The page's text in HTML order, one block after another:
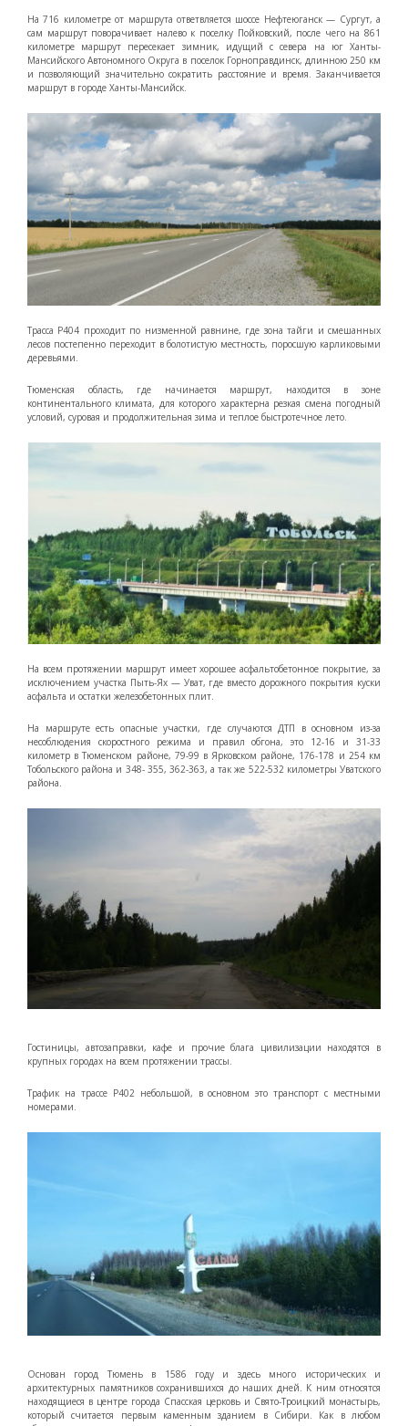
На 716 километре от маршрута ответвляется шоссе Нефтеюганск — Сургут, а
сам маршрут поворачивает налево к поселку Пойковский, после чего на 861
километре маршрут пересекает зимник, идущий с севера на юг Ханты-
Мансийского Автономного Округа в поселок Горноправдинск, длинною 250 км
и позволяющий значительно сократить расстояние и время. Заканчивается
маршрут в городе Ханты-Мансийск.
Трасса Р404 проходит по низменной равнине, где зона тайги и смешанных
лесов постепенно переходит в болотистую местность, поросшую карликовыми
деревьями.
Тюменская область, где начинается маршрут, находится в зоне
континентального климата, для которого характерна резкая смена погодный
условий, суровая и продолжительная зима и теплое быстротечное лето.
На всем протяжении маршрут имеет хорошее асфальтобетонное покрытие, за
исключением участка Пыть-Ях — Уват, где вместо дорожного покрытия куски
асфальта и остатки железобетонных плит.
На маршруте есть опасные участки, где случаются ДТП в основном из-за
несоблюдения скоростного режима и правил обгона, это 12-16 и 31-33
километр в Тюменском районе, 79-99 в Ярковском районе, 176-178 и 254 км
Тобольского района и 348- 355, 362-363, а так же 522-532 километры Уватского
района.
Гостиницы, автозаправки, кафе и прочие блага цивилизации находятся в
крупных городах на всем протяжении трассы.
Трафик на трассе Р402 небольшой, в основном это транспорт с местными
номерами.
Основан город Тюмень в 1586 году и здесь много исторических и
архитектурных памятников сохранившихся до наших дней. К ним относятся
находящиеся в центре города Спасская церковь и Свято-Троицкий монастырь,
который считается первым каменным зданием в Сибири. Как в любом